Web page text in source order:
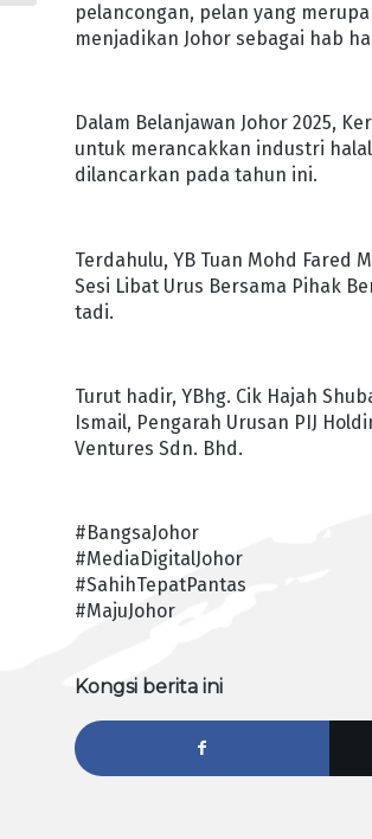
pelancongan, pelan yang
menjadikan Johor sebagai hab
Dalam Belanjawan Johor 2025,
untuk merancakkan industri halal
dilancarkan pada tahun ini.
Terdahulu, YB Tuan Mohd Fared
Sesi Libat Urus Bersama Pihak
tadi.
Turut hadir, YBhg. Cik Hajah
Ismail, Pengarah Urusan PIJ
Ventures Sdn. Bhd.
#BangsaJohor
#MediaDigitalJohor
#SahihTepatPantas
#MajuJohor
Kongsi berita ini